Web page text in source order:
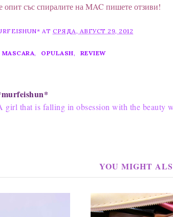
опит със спиралите на MAC пишете отзиви!
AT СРЯДА, АВГУСТ 29, 2012
MASCARA, OPULASH, REVIEW
girl that is falling in obsession with the beauty
YOU MIGHT